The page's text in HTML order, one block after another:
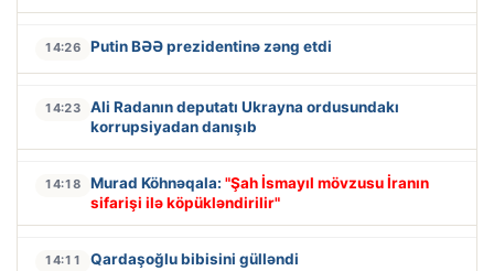
14:26 Putin BƏƏ prezidentinə zəng etdi
14:23
Ali Radanın deputatı Ukrayna ordusundakı
korrupsiyadan danışıb
14:18 Murad Köhnəqala: "Şah İsmayıl mövzusu İranın
sifarişi ilə köpükləndirilir"
14:11 Qardaşoğlu bibisini gülləndi